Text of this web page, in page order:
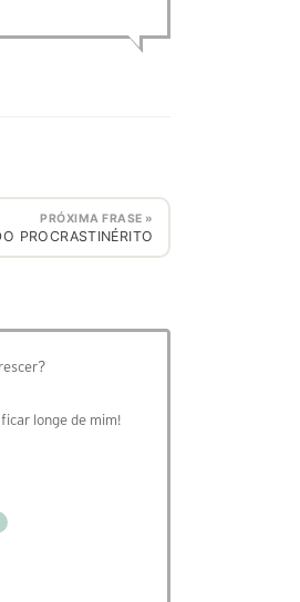
PRÓXIMA FRASE »
PROCRASTINÉRITO
longe de mim!